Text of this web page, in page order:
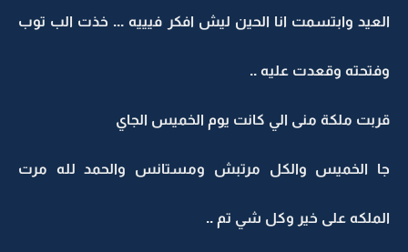
العيد وابتسمت انا الحين ليش افكر فيييه ... خذت الب توب
وفتحته وقعدت عليه ..
قربت ملكة منى الي كانت يوم الخميس الجاي
جا الخميس والكل مرتبش ومستانس والحمد لله مرت
الملكه على خير وكل شي تم ..